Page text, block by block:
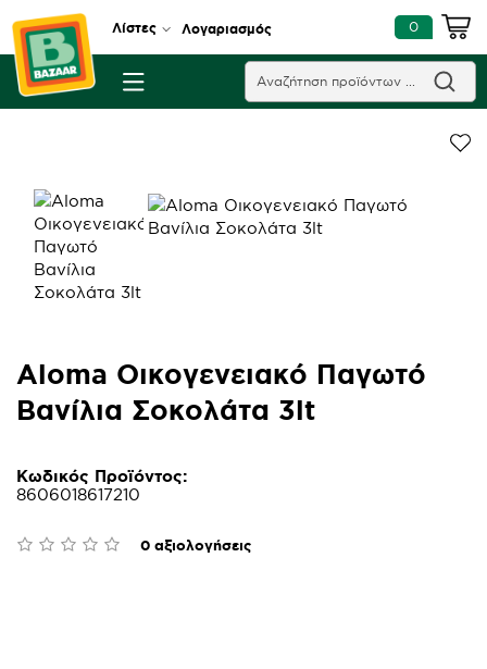
Λίστες Λογαριασμός 0
Aloma Οικογενειακό Παγωτό
Βανίλια Σοκολάτα 3lt
Κωδικός Προϊόντος:
8606018617210
0 αξιολογήσεις